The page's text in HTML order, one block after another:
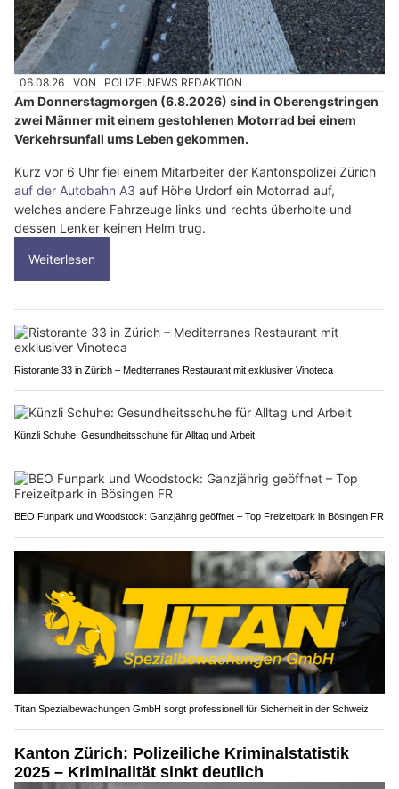
06.08.26 VON POLIZEI.NEWS REDAKTION
Am Donnerstagmorgen (6.8.2026) sind in Oberengstringen
zwei Männer mit einem gestohlenen Motorrad bei einem
Verkehrsunfall ums Leben gekommen.
Kurz vor 6 Uhr fiel einem Mitarbeiter der Kantonspolizei Zürich
auf der Autobahn A3 auf Höhe Urdorf ein Motorrad auf,
welches andere Fahrzeuge links und rechts überholte und
dessen Lenker keinen Helm trug.
Weiterlesen
Ristorante 33 in Zürich – Mediterranes Restaurant mit exklusiver Vinoteca
Künzli Schuhe: Gesundheitsschuhe für Alltag und Arbeit
BEO Funpark und Woodstock: Ganzjährig geöffnet – Top Freizeitpark in Bösingen FR
Titan Spezialbewachungen GmbH sorgt professionell für Sicherheit in der Schweiz
Kanton Zürich: Polizeiliche Kriminalstatistik
2025 – Kriminalität sinkt deutlich